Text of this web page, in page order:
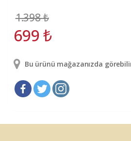
1.398₺
699₺
Bu ürünü mağazanızda